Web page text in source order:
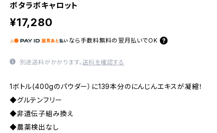
ボタラボキャロット
¥17,280
なら 手数料無料の 翌月払いでOK
別途送料がかかります。送料を確認する
1ボトル(400gのパウダー）に139本分のにんじんエキスが凝縮！
◆グルテンフリー
◆非遺伝子組み換え
◆農薬検出なし